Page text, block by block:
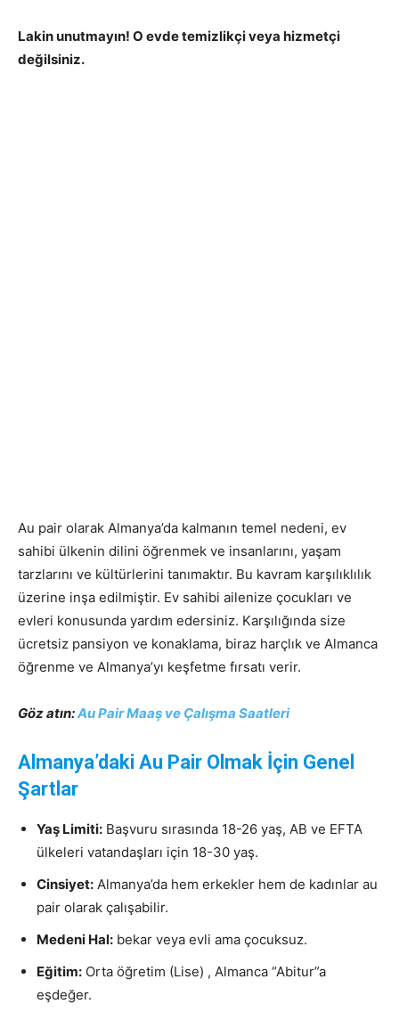
Lakin unutmayın! O evde temizlikçi veya hizmetçi
değilsiniz.
Au pair olarak Almanya’da kalmanın temel nedeni, ev
sahibi ülkenin dilini öğrenmek ve insanlarını, yaşam
tarzlarını ve kültürlerini tanımaktır. Bu kavram karşılıklılık
üzerine inşa edilmiştir. Ev sahibi ailenize çocukları ve
evleri konusunda yardım edersiniz. Karşılığında size
ücretsiz pansiyon ve konaklama, biraz harçlık ve Almanca
öğrenme ve Almanya’yı keşfetme fırsatı verir.
Göz atın:Au Pair Maaş ve Çalışma Saatleri
Almanya’daki Au Pair Olmak İçin Genel
Şartlar
Yaş Limiti: Başvuru sırasında 18-26 yaş, AB ve EFTA
ülkeleri vatandaşları için 18-30 yaş.
Cinsiyet: Almanya’da hem erkekler hem de kadınlar au
pair olarak çalışabilir.
Medeni Hal: bekar veya evli ama çocuksuz.
Eğitim: Orta öğretim (Lise) , Almanca “Abitur”a
eşdeğer.